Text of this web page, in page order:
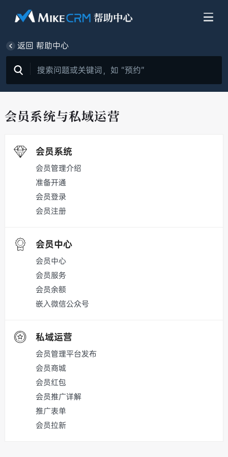
返回 帮助中心
会员系统与私域运营
会员系统
会员管理介绍
准备开通
会员登录
会员注册
会员中心
会员中心
会员服务
会员余额
嵌入微信公众号
私域运营
会员管理平台发布
会员商城
会员红包
会员推广详解
推广表单
会员拉新